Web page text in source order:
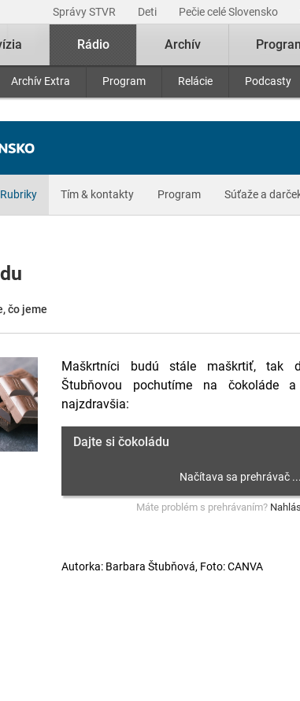
Správy STVR Deti Pečie celé Slovensko
Rádio
Archív Extra Program Relácie Podcasty
Archív
Rubriky Tím & kontakty Program Súťaže a
čo jeme
Maškrtníci budú stále maškrtiť, tak
Štubňovou pochutíme na čokoláde
najzdravšia:
Dajte si čokoládu
Máte problém s prehrávaním?
Autorka: Barbara Štubňová, Foto: CANVA